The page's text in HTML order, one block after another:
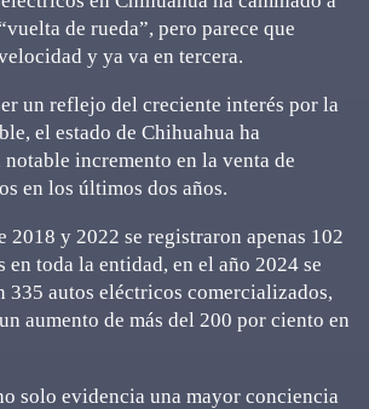
de rueda”, pero parece que
y ya va en tercera.
un reflejo del creciente interés por la
el estado de Chihuahua ha
incremento en la venta de
en los últimos dos años.
2018 y 2022 se registraron apenas 102
en toda la entidad, en el año 2024 se
335 autos eléctricos comercializados,
aumento de más del 200 por ciento en
solo evidencia una mayor conciencia